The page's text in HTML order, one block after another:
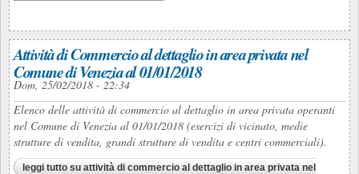
Attività di Commercio al dettaglio in area privata nel
Comune di Venezia al 01/01/2018
Dom, 25/02/2018 - 22:34
Elenco delle attività di commercio al dettaglio in area privata operanti
nel Comune di Venezia al 01/01/2018 (esercizi di vicinato, medie
strutture di vendita, grandi strutture di vendita e centri commerciali).
leggi tutto su attività di commercio al dettaglio in area privata nel